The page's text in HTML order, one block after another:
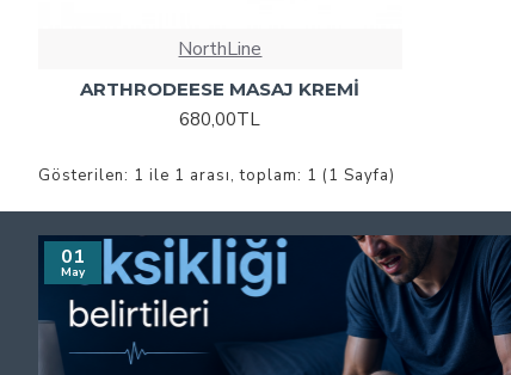
NorthLine
ARTHRODEESE MASAJ KREMİ
680,00TL
Gösterilen: 1 ile 1 arası, toplam: 1 (1 Sayfa)
01
May